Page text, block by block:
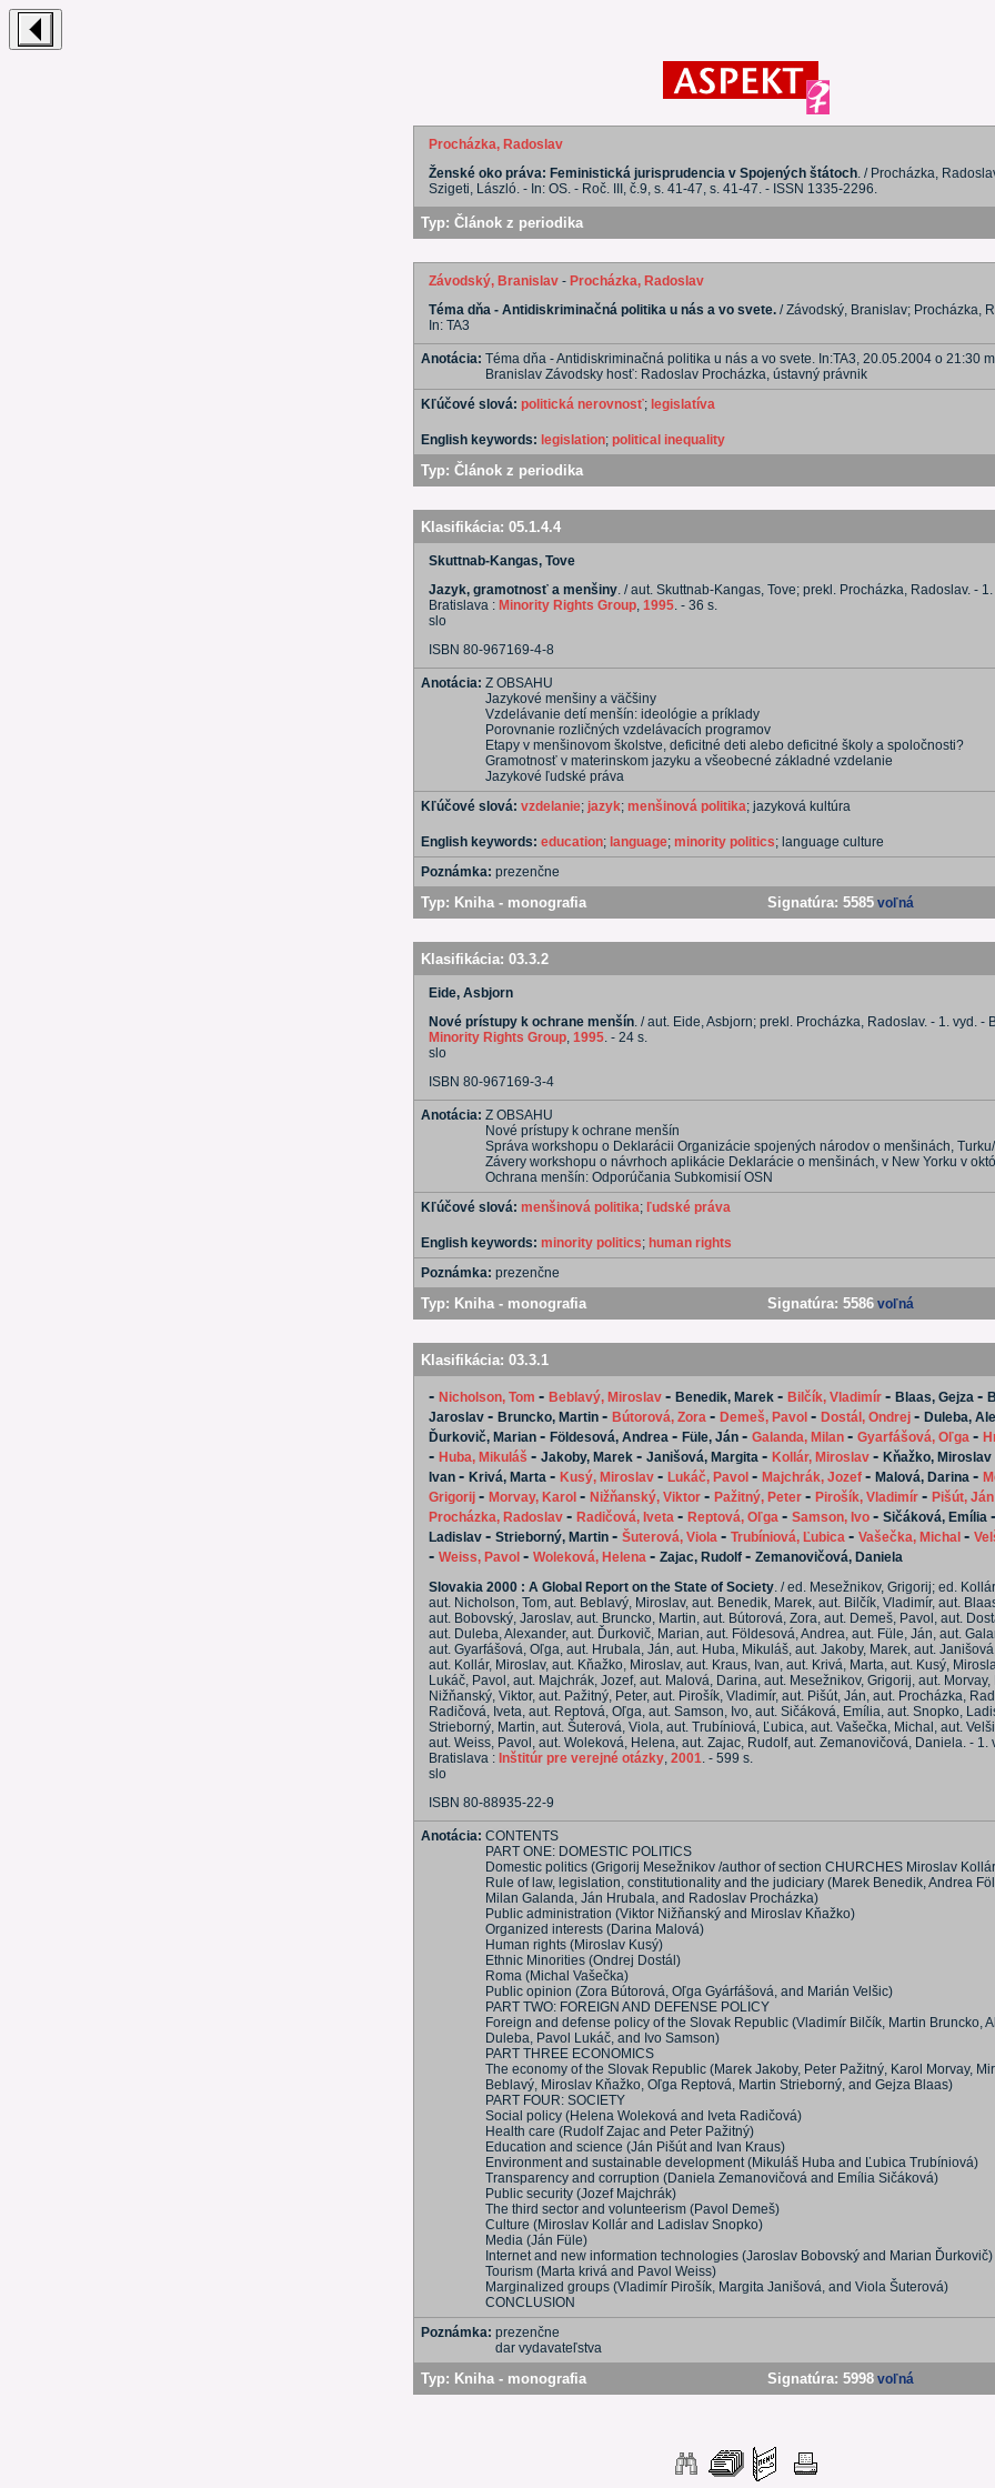
Procházka, Radoslav
Ženské oko práva: Feministická jurisprudencia v Spojených štátoch. / Procházka,
Szigeti, László. - In: OS. - Roč. III, č.9, s. 41-47, s. 41-47. - ISSN 1335-2296.
Typ: Článok z periodika
Závodský, Branislav - Procházka, Radoslav
Téma dňa - Antidiskriminačná politika u nás a vo svete. / Závodský, Branislav; Procházka,
In: TA3
Anotácia: Téma dňa - Antidiskriminačná politika u nás a vo svete. In:TA3, 20.05.2004 o 21:30
Branislav Závodsky hosť: Radoslav Procházka, ústavný právnik
Kľúčové slová: politická nerovnosť; legislatíva
English keywords: legislation; political inequality
Typ: Článok z periodika
Klasifikácia: 05.1.4.4
Skuttnab-Kangas, Tove
Jazyk, gramotnosť a menšiny. / aut. Skuttnab-Kangas, Tove; prekl. Procházka, Radoslav. -
Bratislava : Minority Rights Group, 1995. - 36 s.
slo
ISBN 80-967169-4-8
Anotácia: Z OBSAHU
Jazykové menšiny a väčšiny
Vzdelávanie detí menšín: ideológie a príklady
Porovnanie rozličných vzdelávacích programov
Etapy v menšinovom školstve, deficitné deti alebo deficitné školy a spoločnosti?
Gramotnosť v materinskom jazyku a všeobecné základné vzdelanie
Jazykové ľudské práva
Kľúčové slová: vzdelanie; jazyk; menšinová politika; jazyková kultúra
English keywords: education; language; minority politics; language culture
Poznámka: prezenčne
Typ: Kniha - monografia Signatúra: 5585 voľná
Klasifikácia: 03.3.2
Eide, Asbjorn
Nové prístupy k ochrane menšín. / aut. Eide, Asbjorn; prekl. Procházka, Radoslav. - 1. vyd. -
Minority Rights Group, 1995. - 24 s.
slo
ISBN 80-967169-3-4
Anotácia: Z OBSAHU
Nové prístupy k ochrane menšín
Správa workshopu o Deklarácii Organizácie spojených národov o menšinách,
Závery workshopu o návrhoch aplikácie Deklarácie o menšinách, v New Yorku v
Ochrana menšín: Odporúčania Subkomisií OSN
Kľúčové slová: menšinová politika; ľudské práva
English keywords: minority politics; human rights
Poznámka: prezenčne
Typ: Kniha - monografia Signatúra: 5586 voľná
Klasifikácia: 03.3.1
- Nicholson, Tom - Beblavý, Miroslav - Benedik, Marek - Bilčík, Vladimír - Blaas, Gejza -
Jaroslav - Bruncko, Martin - Bútorová, Zora - Demeš, Pavol - Dostál, Ondrej - Duleba,
Ďurkovič, Marian - Földesová, Andrea - Füle, Ján - Galanda, Milan - Gyarfášová, Oľga -
- Huba, Mikuláš - Jakoby, Marek - Janišová, Margita - Kollár, Miroslav - Kňažko, Miroslav
Ivan - Krivá, Marta - Kusý, Miroslav - Lukáč, Pavol - Majchrák, Jozef - Malová, Darina -
Grigorij - Morvay, Karol - Nižňanský, Viktor - Pažitný, Peter - Pirošík, Vladimír - Pišút, Ján
Procházka, Radoslav - Radičová, Iveta - Reptová, Oľga - Samson, Ivo - Sičáková, Emília -
Ladislav - Strieborný, Martin - Šuterová, Viola - Trubíniová, Ľubica - Vašečka, Michal -
- Weiss, Pavol - Woleková, Helena - Zajac, Rudolf - Zemanovičová, Daniela
Slovakia 2000 : A Global Report on the State of Society. / ed. Mesežnikov, Grigorij; ed.
aut. Nicholson, Tom, aut. Beblavý, Miroslav, aut. Benedik, Marek, aut. Bilčík, Vladimír, aut.
aut. Bobovský, Jaroslav, aut. Bruncko, Martin, aut. Bútorová, Zora, aut. Demeš, Pavol, aut.
aut. Duleba, Alexander, aut. Ďurkovič, Marian, aut. Földesová, Andrea, aut. Füle, Ján, aut.
aut. Gyarfášová, Oľga, aut. Hrubala, Ján, aut. Huba, Mikuláš, aut. Jakoby, Marek, aut.
aut. Kollár, Miroslav, aut. Kňažko, Miroslav, aut. Kraus, Ivan, aut. Krivá, Marta, aut. Kusý,
Lukáč, Pavol, aut. Majchrák, Jozef, aut. Malová, Darina, aut. Mesežnikov, Grigorij, aut. Morvay,
Nižňanský, Viktor, aut. Pažitný, Peter, aut. Pirošík, Vladimír, aut. Pišút, Ján, aut. Procházka,
Radičová, Iveta, aut. Reptová, Oľga, aut. Samson, Ivo, aut. Sičáková, Emília, aut. Snopko,
Strieborný, Martin, aut. Šuterová, Viola, aut. Trubíniová, Ľubica, aut. Vašečka, Michal, aut.
aut. Weiss, Pavol, aut. Woleková, Helena, aut. Zajac, Rudolf, aut. Zemanovičová, Daniela. - 1.
Bratislava : Inštitúr pre verejné otázky, 2001. - 599 s.
slo
ISBN 80-88935-22-9
Anotácia: CONTENTS
PART ONE: DOMESTIC POLITICS
Domestic politics (Grigorij Mesežnikov /author of section CHURCHES Miroslav
Rule of law, legislation, constitutionality and the judiciary (Marek Benedik, Andrea
Milan Galanda, Ján Hrubala, and Radoslav Procházka)
Public administration (Viktor Nižňanský and Miroslav Kňažko)
Organized interests (Darina Malová)
Human rights (Miroslav Kusý)
Ethnic Minorities (Ondrej Dostál)
Roma (Michal Vašečka)
Public opinion (Zora Bútorová, Oľga Gyárfášová, and Marián Velšic)
PART TWO: FOREIGN AND DEFENSE POLICY
Foreign and defense policy of the Slovak Republic (Vladimír Bilčík, Martin Bruncko,
Duleba, Pavol Lukáč, and Ivo Samson)
PART THREE ECONOMICS
The economy of the Slovak Republic (Marek Jakoby, Peter Pažitný, Karol Morvay,
Beblavý, Miroslav Kňažko, Oľga Reptová, Martin Strieborný, and Gejza Blaas)
PART FOUR: SOCIETY
Social policy (Helena Woleková and Iveta Radičová)
Health care (Rudolf Zajac and Peter Pažitný)
Education and science (Ján Pišút and Ivan Kraus)
Environment and sustainable development (Mikuláš Huba and Ľubica Trubíniová)
Transparency and corruption (Daniela Zemanovičová and Emília Sičáková)
Public security (Jozef Majchrák)
The third sector and volunteerism (Pavol Demeš)
Culture (Miroslav Kollár and Ladislav Snopko)
Media (Ján Füle)
Internet and new information technologies (Jaroslav Bobovský and Marian Ďurkovič)
Tourism (Marta krivá and Pavol Weiss)
Marginalized groups (Vladimír Pirošík, Margita Janišová, and Viola Šuterová)
CONCLUSION
Poznámka: prezenčne
dar vydavateľstva
Typ: Kniha - monografia Signatúra: 5998 voľná